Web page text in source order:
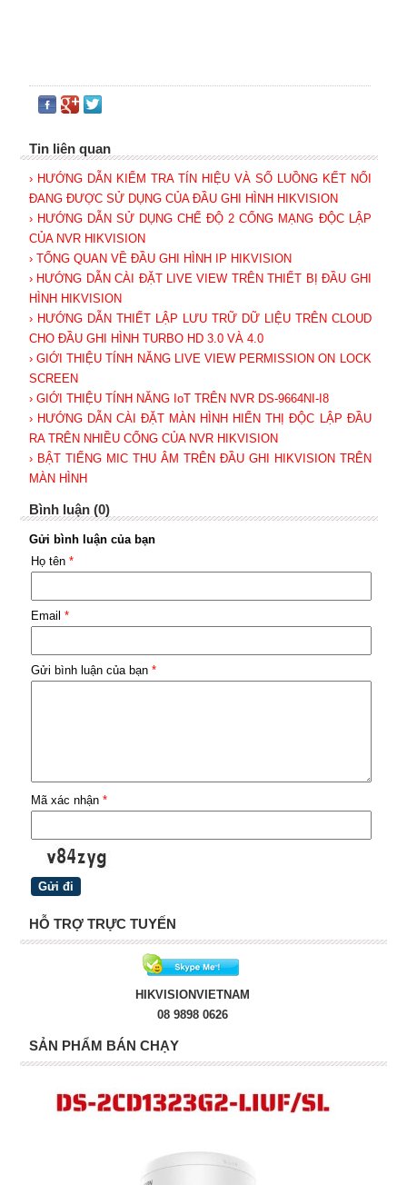
Tin liên quan
› HƯỚNG DẪN KIỂM TRA TÍN HIỆU VÀ SỐ LUỒNG KẾT NỐI
ĐANG ĐƯỢC SỬ DỤNG CỦA ĐẦU GHI HÌNH HIKVISION
› HƯỚNG DẪN SỬ DỤNG CHẾ ĐỘ 2 CỔNG MẠNG ĐỘC LẬP
CỦA NVR HIKVISION
› TỔNG QUAN VỀ ĐẦU GHI HÌNH IP HIKVISION
› HƯỚNG DẪN CÀI ĐẶT LIVE VIEW TRÊN THIẾT BỊ ĐẦU GHI
HÌNH HIKVISION
› HƯỚNG DẪN THIẾT LẬP LƯU TRỮ DỮ LIỆU TRÊN CLOUD
CHO ĐẦU GHI HÌNH TURBO HD 3.0 VÀ 4.0
› GIỚI THIỆU TÍNH NĂNG LIVE VIEW PERMISSION ON LOCK
SCREEN
› GIỚI THIỆU TÍNH NĂNG IoT TRÊN NVR DS-9664NI-I8
› HƯỚNG DẪN CÀI ĐẶT MÀN HÌNH HIỂN THỊ ĐỘC LẬP ĐẦU
RA TRÊN NHIỀU CỔNG CỦA NVR HIKVISION
› BẬT TIẾNG MIC THU ÂM TRÊN ĐẦU GHI HIKVISION TRÊN
MÀN HÌNH
Bình luận (0)
Gửi bình luận của bạn
Họ tên *
Email *
Gửi bình luận của bạn *
Mã xác nhận *
HỖ TRỢ TRỰC TUYẾN
HIKVISIONVIETNAM
08 9898 0626
SẢN PHẨM BÁN CHẠY